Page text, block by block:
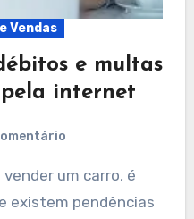
Vendas
e multas
internet
existem pendências